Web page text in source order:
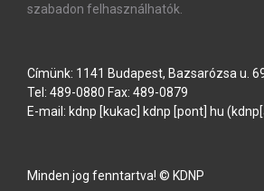
szabadon felhasználhatók.
Címünk: 1141 Budapest, Bazsarózsa u.
Tel: 489-0880 Fax: 489-0879
E-mail: kdnp [kukac] kdnp [pont] hu
Minden jog fenntartva! © KDNP